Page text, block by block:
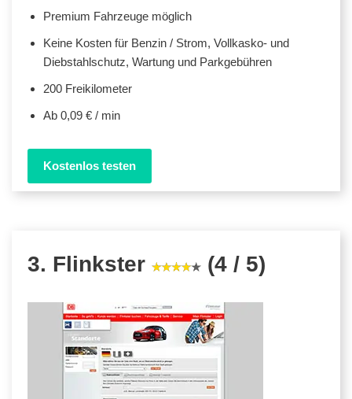
Premium Fahrzeuge möglich
Keine Kosten für Benzin / Strom, Vollkasko- und
Diebstahlschutz, Wartung und Parkgebühren
200 Freikilometer
Ab 0,09 € / min
Kostenlos testen
3. Flinkster (4 / 5)